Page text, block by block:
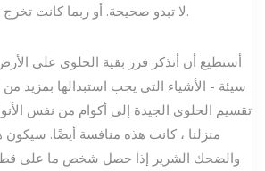
لا تبدو صحيحة. أو ربما كانت تخرج مفضلاتها. لست واثق.
أستطيع أن أتذكر فرز بقية الحلوى على
سيئة - الأشياء التي يجب استبدالها بمزيد من
تقسيم الحلوى الجيدة إلى أكوام من نفس
منزلنا ، كانت هذه منافسة أيضًا. سيكون
والضحك الشرير إذا حصل شخص ما على